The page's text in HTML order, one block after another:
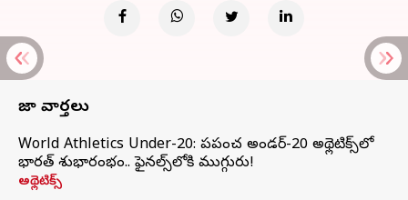
తాజా వార్తలు
World Athletics Under-20: ప్రపంచ అండర్-20 అథ్లెటిక్స్‌లో
భారత్‌ శుభారంభం.. ఫైనల్స్‌లోకి ముగ్గురు!
అథ్లెటిక్స్